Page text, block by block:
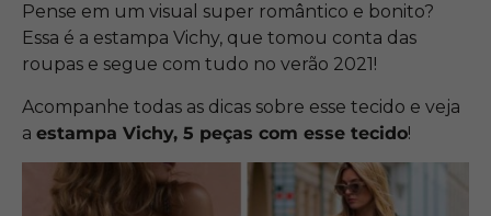
Pense em um visual super romântico e bonito?
Essa é a estampa Vichy, que tomou conta das
roupas e segue com tudo no verão 2021!
Acompanhe todas as dicas sobre esse tecido e veja
a estampa Vichy, 5 peças com esse tecido!